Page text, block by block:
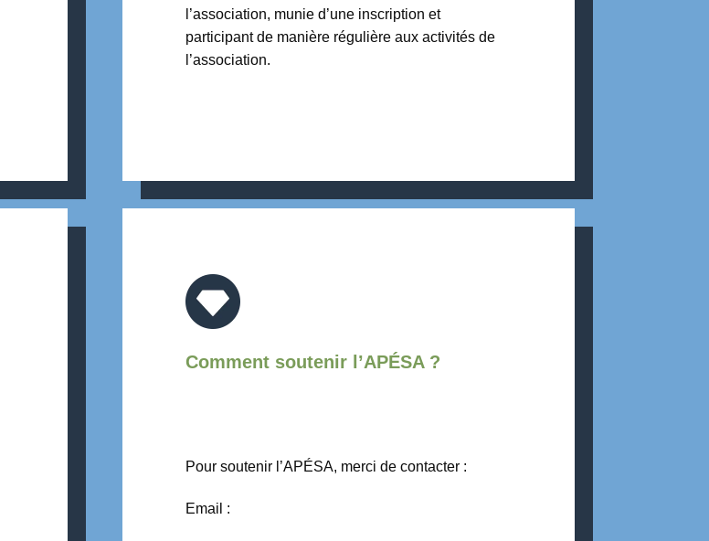
l’association, munie d’une inscription et
participant de manière régulière aux activités de
l’association.
Comment soutenir l’APÉSA ?
Pour soutenir l’APÉSA, merci de contacter :
Email :